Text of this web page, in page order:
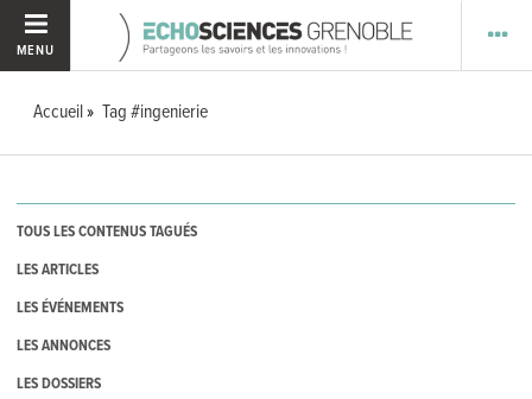
MENU
Accueil Tag #ingenierie
TOUS LES CONTENUS TAGUÉS
LES ARTICLES
LES ÉVÉNEMENTS
LES ANNONCES
LES DOSSIERS